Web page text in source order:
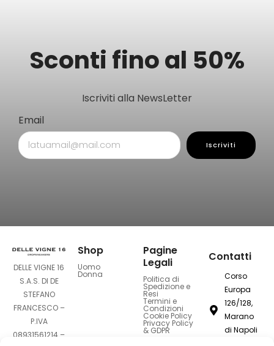
Sconti fino al 50%
Iscriviti alla NewsLetter
Email
Iscriviti
DELLE VIGNE 16
S.A.S. DI DE
STEFANO
FRANCESCO –
P.IVA
08931561214 –
Shop
Uomo
Donna
Pagine
Legali
Politica di
Spedizione e
Resi
Termini e
Condizioni
Cookie Policy
Privacy Policy
& GDPR
Contatti
Corso
Europa
126/128,
Marano
di Napoli